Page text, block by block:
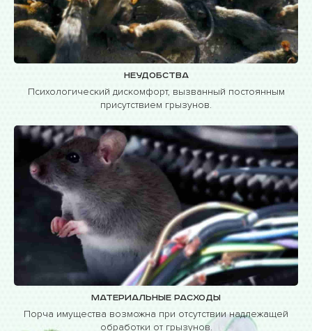
Неудобства
Психологический дискомфорт, вызванный постоянным
присутствием грызунов.
Материальные расходы
Порча имущества возможна при отсутствии надлежащей
обработки от грызунов.